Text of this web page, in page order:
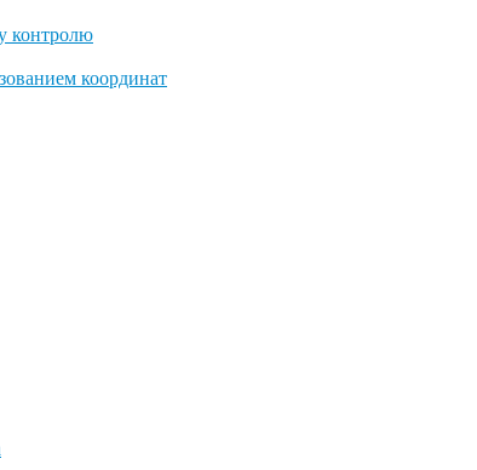
контролю
координат